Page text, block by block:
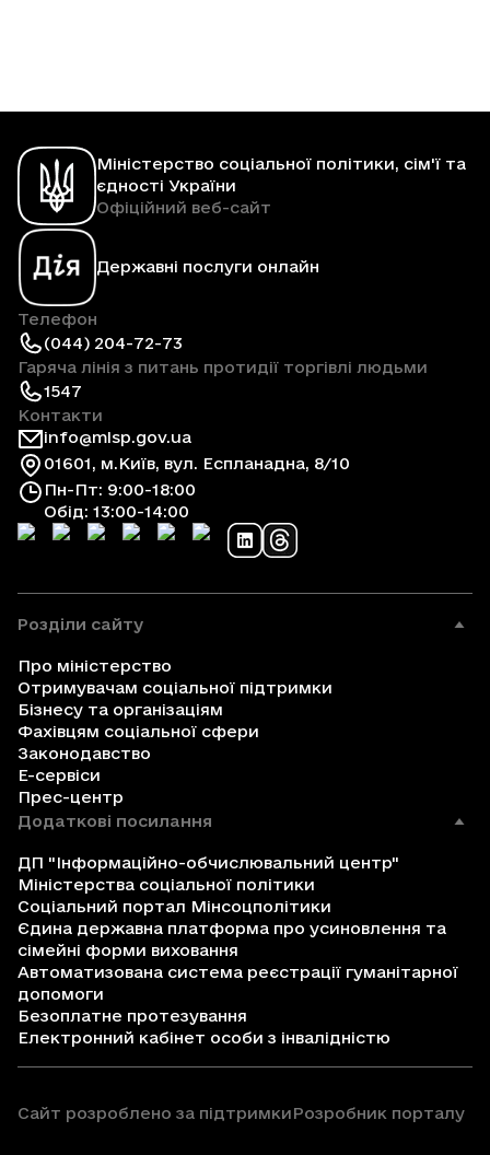
Міністерство соціальної політики, сім'ї та
єдності України
Офіційний веб-сайт
Державні послуги онлайн
Телефон
(044) 204-72-73
Гаряча лінія з питань протидії торгівлі людьми
1547
Контакти
info@mlsp.gov.ua
01601, м.Київ, вул. Еспланадна, 8/10
Пн-Пт: 9:00-18:00
Обід: 13:00-14:00
Розділи сайту
Про міністерство
Отримувачам соціальної підтримки
Бізнесу та організаціям
Фахівцям соціальної сфери
Законодавство
Е-сервіси
Прес-центр
Додаткові посилання
ДП "Інформаційно-обчислювальний центр"
Міністерства соціальної політики
Соціальний портал Мінсоцполітики
Єдина державна платформа про усиновлення та
сімейні форми виховання
Автоматизована система реєстрації гуманітарної
допомоги
Безоплатне протезування
Електронний кабінет особи з інвалідністю
Сайт розроблено за підтримкиРозробник порталу